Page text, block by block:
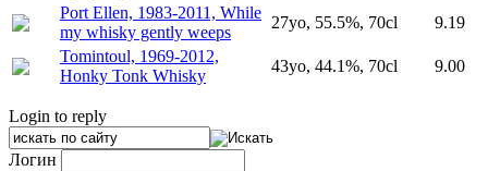
Port Ellen, 1983-2011, While
my whisky gently weeps
27yo, 55.5%, 70cl
9.19
Tomintoul, 1969-2012,
Honky Tonk Whisky
43yo, 44.1%, 70cl 9.00
Login to reply
Логин